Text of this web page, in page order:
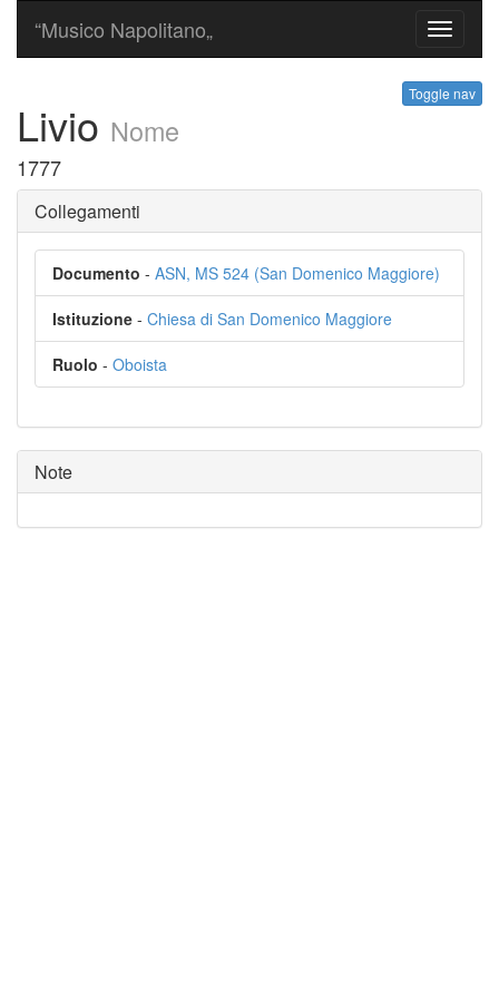
Toggle
“Musico Napolitano„
Toggle nav
Livio Nome
1777
Collegamenti
Documento - ASN, MS 524 (San Domenico Maggiore)
Istituzione - Chiesa di San Domenico Maggiore
Ruolo - Oboista
Note